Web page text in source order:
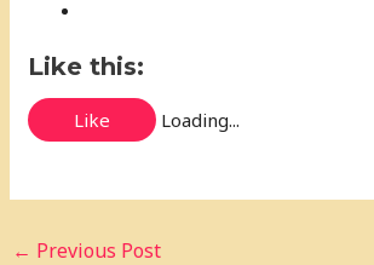
Like this:
Like Loading...
← Previous Post